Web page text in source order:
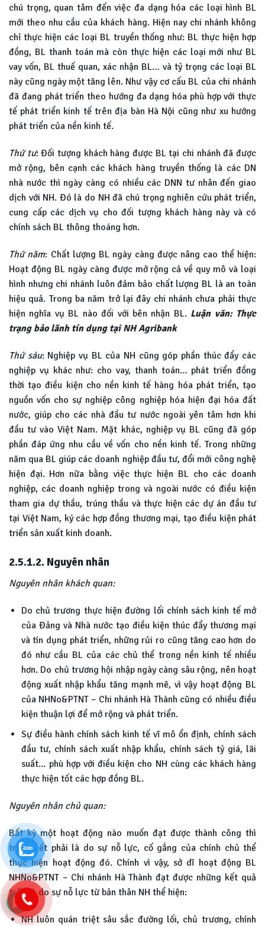
chú trọng, quan tâm đến việc đa dạng hóa các loại hình BL
mới theo nhu cầu của khách hàng. Hiện nay chi nhánh không
chỉ thực hiện các loại BL truyền thống như: BL thực hiện hợp
đồng, BL thanh toán mà còn thực hiện các loại mới như BL
vay vốn, BL thuế quan, xác nhận BL… và tỷ trọng các loại BL
này cũng ngày một tăng lên. Như vậy cơ cấu BL của chi nhánh
đã đang phát triển theo hướng đa dạng hóa phù hợp với thực
tế phát triển kinh tế trên địa bàn Hà Nội cũng như xu hướng
phát triển của nền kinh tế.
Thứ tư: Đối tượng khách hàng được BL tại chi nhánh đã được
mở rộng, bên cạnh các khách hàng truyền thống là các DN
nhà nước thì ngày càng có nhiều các DNN tư nhân đến giao
dịch với NH. Đó là do NH đã chú trọng nghiên cứu phát triển,
cung cấp các dịch vụ cho đối tượng khách hàng này và có
chính sách BL thông thoáng hơn.
Thứ năm: Chất lượng BL ngày càng được nâng cao thể hiện:
Hoạt động BL ngày càng được mở rộng cả về quy mô và loại
hình nhưng chi nhánh luôn đảm bảo chất lượng BL là an toàn
hiệu quả. Trong ba năm trở lại đây chi nhánh chưa phải thực
hiện nghĩa vụ BL nào đối với bên nhận BL. Luận văn: Thực
trạng bảo lãnh tín dụng tại NH Agribank
Thứ sáu: Nghiệp vụ BL của NH cũng góp phần thúc đẩy các
nghiệp vụ khác như: cho vay, thanh toán… phát triển đồng
thời tạo điều kiện cho nền kinh tế hàng hóa phát triển, tạo
nguồn vốn cho sự nghiệp công nghiệp hóa hiện đại hóa đất
nước, giúp cho các nhà đầu tư nước ngoài yên tâm hơn khi
đầu tư vào Việt Nam. Mặt khác, nghiệp vụ BL cũng đã góp
phần đáp ứng nhu cầu về vốn cho nền kinh tế. Trong những
năm qua BL giúp các doanh nghiệp đầu tư, đổi mới công nghệ
hiện đại. Hơn nữa bằng việc thực hiện BL cho các doanh
nghiệp, các doanh nghiệp trong và ngoài nước có điều kiện
tham gia dự thầu, trúng thầu và thực hiện các dự án đầu tư
tại Việt Nam, ký các hợp đồng thương mại, tạo điều kiện phát
triển sản xuất kinh doanh.
2.5.1.2. Nguyên nhân
Nguyên nhân khách quan:
Do chủ trương thực hiện đường lối chính sách kinh tế mở
của Đảng và Nhà nước tạo điều kiện thúc đẩy thương mại
và tín dụng phát triển, những rủi ro cũng tăng cao hơn do
đó như cầu BL của các chủ thể trong nền kinh tế nhiều
hơn. Do chủ trương hội nhập ngày càng sâu rộng, nên hoạt
động xuất nhập khẩu tăng mạnh mẽ, vì vậy hoạt động BL
của NHNo&PTNT – Chi nhánh Hà Thành cũng có nhiều điều
kiện thuận lợi để mở rộng và phát triển.
Sự điều hành chính sách kinh tế vĩ mô ổn định, chính sách
đầu tư, chính sách xuất nhập khẩu, chính sách tỷ giá, lãi
suất… phù hợp với điều kiện cho NH cùng các khách hàng
thực hiện tốt các hợp đồng BL.
Nguyên nhân chủ quan:
Bất kỳ một hoạt động nào muốn đạt được thành công thì
trước hết phải là do sự nỗ lực, cố gắng của chính chủ thể
thực hiện hoạt động đó. Chính vì vậy, sở dĩ hoạt động BL
NHNo&PTNT – Chi nhánh Hà Thành đạt được những kết quả
trên là do sự nỗ lực từ bản thân NH thể hiện:
NH luôn quán triệt sâu sắc đường lối, chủ trương, chính